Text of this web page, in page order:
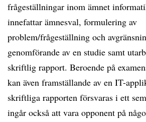
frågeställningar inom ämnet
innefattar ämnesval, formulering av
problem/frågeställning och
genomförande av en studie samt
skriftlig rapport. Beroende på
kan även framställande av en IT-
skriftliga rapporten försvaras i ett
ingår också att vara opponent på